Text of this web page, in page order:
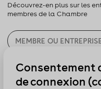
Découvrez-en plus sur les
membres de la Chambre
CHERCHER
Consentement
de connexion